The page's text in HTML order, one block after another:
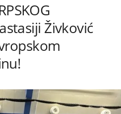
Živković